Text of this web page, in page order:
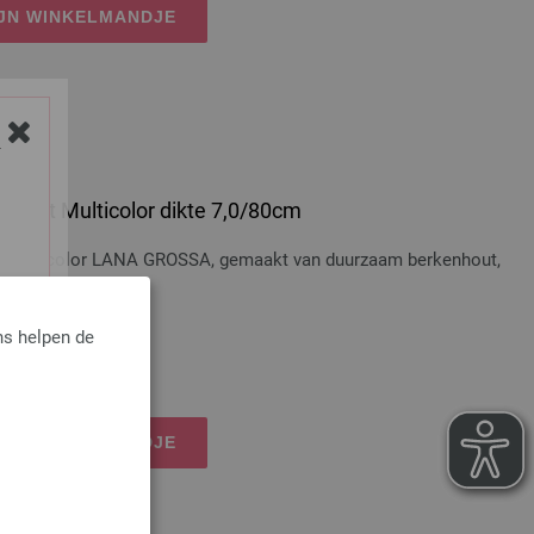
helpen de
WINKELMANDJE
Hout Multicolor dikte 7,0/80cm
Multicolor LANA GROSSA, gemaakt van duurzaam berkenhout,
WINKELMANDJE